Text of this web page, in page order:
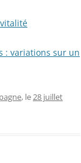
: variations sur un
, le28 juillet